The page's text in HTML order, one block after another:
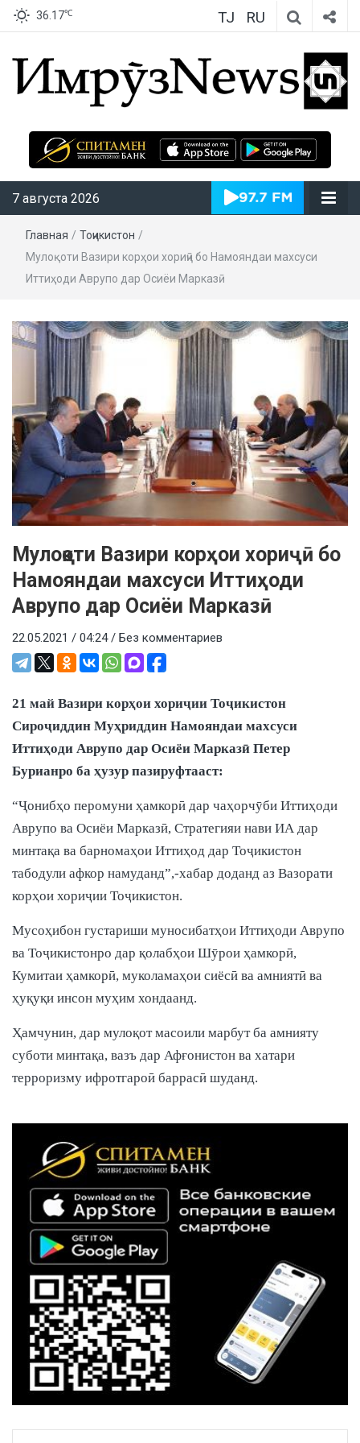
36.17℃ TJ RU
ИмрӯзNews
7 августа 2026
Главная / Тоҷикистон /
Мулоқоти Вазири корҳои хориҷӣ бо Намояндаи махсуси
Иттиҳоди Аврупо дар Осиёи Марказӣ
Мулоқоти Вазири корҳои хориҷӣ бо
Намояндаи махсуси Иттиҳоди
Аврупо дар Осиёи Марказӣ
22.05.2021 / 04:24 / Без комментариев
21 май Вазири корҳои хориҷии Тоҷикистон
Сироҷиддин Муҳриддин Намояндаи махсуси
Иттиҳоди Аврупо дар Осиёи Марказӣ Петер
Бурианро ба ҳузур пазируфтааст:
“Ҷонибҳо перомуни ҳамкорӣ дар чаҳорчӯби Иттиҳоди
Аврупо ва Осиёи Марказӣ, Стратегияи нави ИА дар
минтақа ва барномаҳои Иттиҳод дар Тоҷикистон
табодули афкор намуданд”,-хабар доданд аз Вазорати
корҳои хориҷии Тоҷикистон.
Мусоҳибон густариши муносибатҳои Иттиҳоди Аврупо
ва Тоҷикистонро дар қолабҳои Шӯрои ҳамкорӣ,
Кумитаи ҳамкорӣ, муколамаҳои сиёсӣ ва амниятӣ ва
ҳуқуқи инсон муҳим хондаанд.
Ҳамчунин, дар мулоқот масоили марбут ба амнияту
суботи минтақа, вазъ дар Афғонистон ва хатари
терроризму ифротгароӣ баррасӣ шуданд.